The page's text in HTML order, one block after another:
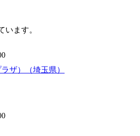
ます。
ザ）（埼玉県）